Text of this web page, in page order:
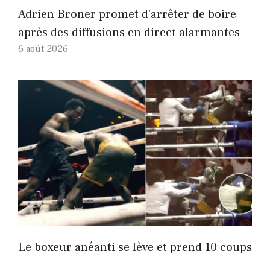
Adrien Broner promet d'arrêter de boire
après des diffusions en direct alarmantes
6 août 2026
Le boxeur anéanti se lève et prend 10 coups